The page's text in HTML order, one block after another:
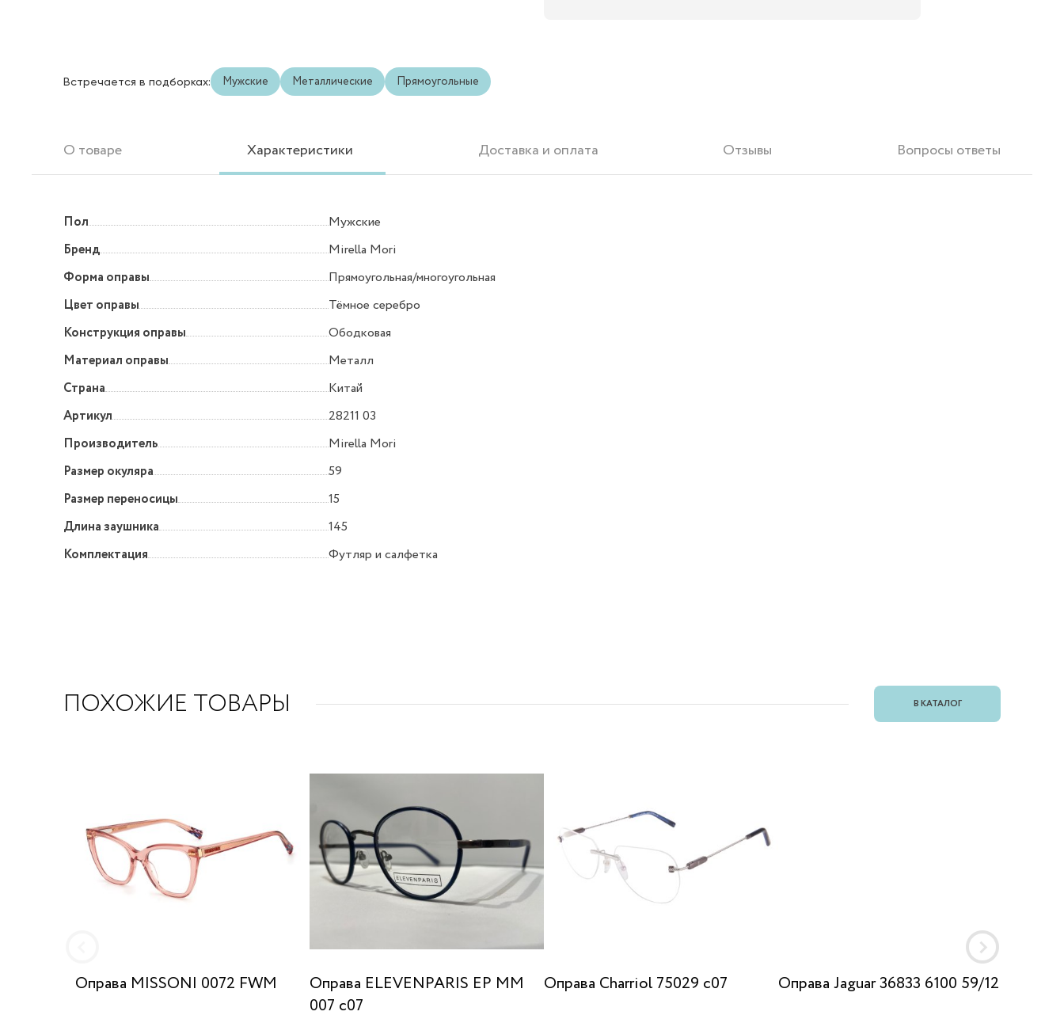
Встречается в подборках: Мужские Металлические Прямоугольные
О товаре Характеристики Доставка и оплата Отзывы Вопросы ответы
Пол
Мужские
Бренд
Mirella Mori
Форма оправы
Прямоугольная/многоугольная
Цвет оправы
Тёмное серебро
Конструкция оправы
Ободковая
Материал оправы
Металл
Страна
Китай
Артикул
28211 03
Производитель
Mirella Mori
Размер окуляра
59
Размер переносицы
15
Длина заушника
145
Комплектация
Футляр и салфетка
ПОХОЖИЕ ТОВАРЫ В КАТАЛОГ
Оправа MISSONI 0072 FWM
Оправа ELEVENPARIS EP MM
007 c07
Оправа Charriol 75029 c07 Оправа Jaguar 36833 6100 59/12